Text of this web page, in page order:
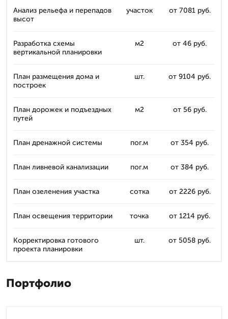
Анализ рельефа и перепадов
высот
участок от 7081 руб.
Разработка схемы
вертикальной планировки
м2 от 46 руб.
План размещения дома и
построек
шт. от 9104 руб.
План дорожек и подъездных
путей
м2 от 56 руб.
План дренажной системы пог.м от 354 руб.
План ливневой канализации пог.м от 384 руб.
План озеленения участка сотка от 2226 руб.
План освещения территории точка от 1214 руб.
Корректировка готового
проекта планировки
шт. от 5058 руб.
Портфолио